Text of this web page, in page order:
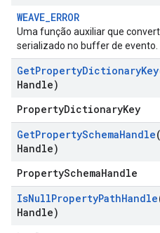
WEAVE_ERROR
Uma função auxiliar que
serializado no buffer de evento.
GetPropertyDictionaryKey
Handle)
PropertyDictionaryKey
GetPropertySchemaHandle(
Handle)
PropertySchemaHandle
IsNullPropertyPathHandle
Handle)